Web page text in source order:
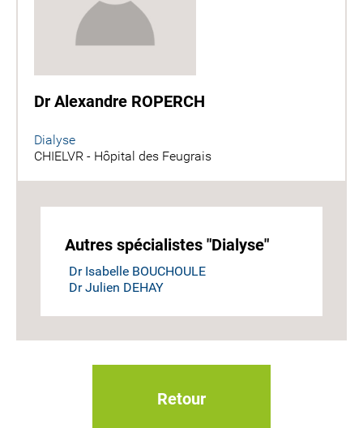
Dr Alexandre ROPERCH
Dialyse
CHIELVR - Hôpital des Feugrais
Autres spécialistes "Dialyse"
Dr Isabelle BOUCHOULE
Dr Julien DEHAY
Retour